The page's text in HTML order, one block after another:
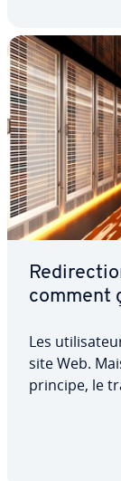
comment
Les
site Web.
principe, le